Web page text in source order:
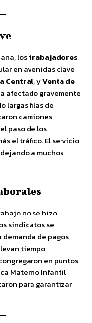
lostrabajadores
en avenidas clave
Central, yVenta de
afectado gravemente
largas filas de
camiones
paso de los
el tráfico. El servicio
a muchos
no se hizo
sindicatos se
de pagos
tiempo
en puntos
Materno Infantil
para garantizar